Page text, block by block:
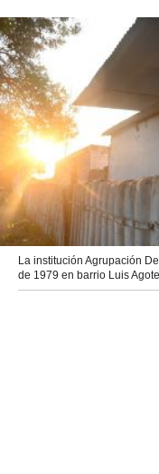
La institución Agrupación
de 1979 en barrio Luis